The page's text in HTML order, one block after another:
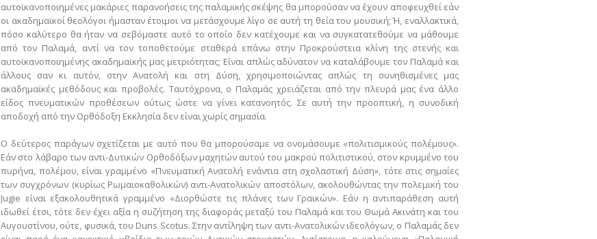
αυτοϊκανοποιημένες μακάριες παρανοήσεις της παλαμικής σκέψης θα μπορούσαν να έχουν αποφευχθεί εάν
οι ακαδημαϊκοί θεολόγοι ήμασταν έτοιμοι να μετάσχουμε λίγο σε αυτή τη θεία του μουσική; Ή, εναλλακτικά,
πόσο καλύτερο θα ήταν να σεβόμαστε αυτό το οποίο δεν κατέχουμε και να συγκατατεθούμε να μάθουμε
από τον Παλαμά, αντί να τον τοποθετούμε σταθερά επάνω στην Προκρούστεια κλίνη της στενής και
αυτοϊκανοποιημένης ακαδημαϊκής μας μετριότητας; Είναι απλώς αδύνατον να καταλάβουμε τον Παλαμά και
άλλους σαν κι αυτόν, στην Ανατολή και στη Δύση, χρησιμοποιώντας απλώς τη συνηθισμένες μας
ακαδημαϊκές μεθόδους και προβολές. Ταυτόχρονα, ο Παλαμάς χρειάζεται από την πλευρά μας ένα άλλο
είδος πνευματικών προθέσεων ούτως ώστε να γίνει κατανοητός. Σε αυτή την προοπτική, η συνοδική
αποδοχή από την Ορθόδοξη Εκκλησία δεν είναι χωρίς σημασία.
Ο δεύτερος παράγων σχετίζεται με αυτό που θα μπορούσαμε να ονομάσουμε «πολιτισμικούς πολέμους».
Εάν στο λάβαρο των αντι-Δυτικών Ορθοδόξων μαχητών αυτού του μακρού πολιτιστικού, στον κρυμμένο του
πυρήνα, πολέμου, είναι γραμμένο «Πνευματική Ανατολή ενάντια στη σχολαστική Δύση», τότε στις σημαίες
των συγχρόνων (κυρίως Ρωμαιοκαθολικών) αντι-Ανατολικών αποστόλων, ακολουθώντας την πολεμική του
Jugie είναι εξακολουθητικά γραμμένο «Διορθώστε τις πλάνες των Γραικών». Εάν η αντιπαράθεση αυτή
ιδωθεί έτσι, τότε δεν έχει αξία η συζήτηση της διαφοράς μεταξύ του Παλαμά και του Θωμά Ακινάτη και του
Αυγουστίνου, ούτε, φυσικά, του Duns Scotus. Στην αντίληψη των αντι-Ανατολικών ιδεολόγων, ο Παλαμάς δεν